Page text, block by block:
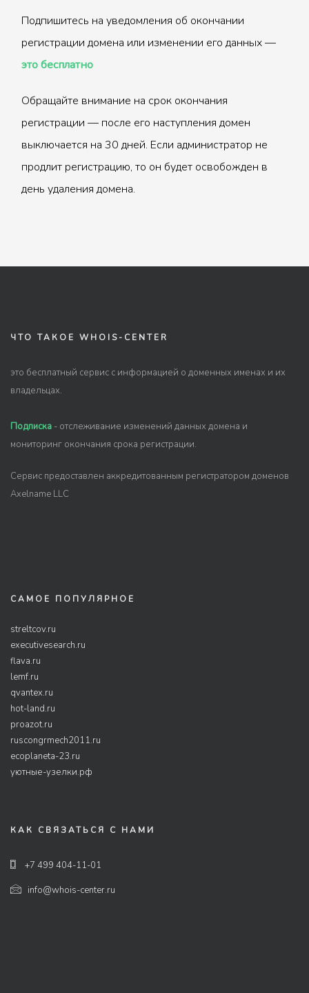
Подпишитесь на уведомления об окончании
регистрации домена или изменении его данных —
это бесплатно
Обращайте внимание на срок окончания
регистрации — после его наступления домен
выключается на 30 дней. Если администратор не
продлит регистрацию, то он будет освобожден в
день удаления домена.
ЧТО ТАКОЕ WHOIS-CENTER
это бесплатный сервис с информацией о доменных именах и их
владельцах.
Подписка - отслеживание изменений данных домена и
мониторинг окончания срока регистрации.
Сервис предоставлен аккредитованным регистратором доменов
Axelname LLC
САМОЕ ПОПУЛЯРНОЕ
streltcov.ru
executivesearch.ru
flava.ru
lemf.ru
qvantex.ru
hot-land.ru
proazot.ru
ruscongrmech2011.ru
ecoplaneta-23.ru
уютные-узелки.рф
КАК СВЯЗАТЬСЯ С НАМИ
+7 499 404-11-01
info@whois-center.ru